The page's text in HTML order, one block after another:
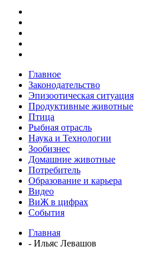
Главное
Законодательство
Эпизоотическая ситуация
Продуктивные животные
Птица
Рыбная отрасль
Наука и Технологии
Зообизнес
Домашние животные
Потребитель
Образование и карьера
Видео
ВиЖ в цифрах
События
Главная
- Ильяс Левашов